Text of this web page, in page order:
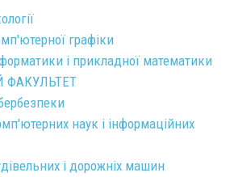
графіки
і прикладної математики
ФАКУЛЬТЕТ
наук і інформаційних
і дорожніх машин